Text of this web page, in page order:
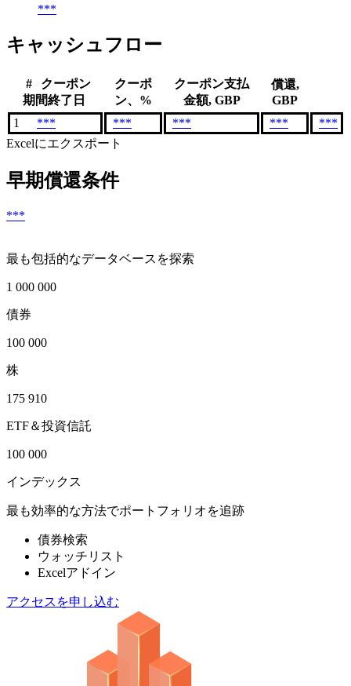
***
キャッシュフロー
#
クーポン
期間終了日
クーポ
ン、%
クーポン支払
金額, GBP
償還,
GBP
1
*** *** *** ***
***
Excelにエクスポート
早期償還条件
***
最も包括的なデータベースを探索
1 000 000
債券
100 000
株
175 910
ETF＆投資信託
100 000
インデックス
最も効率的な方法でポートフォリオを追跡
債券検索
ウォッチリスト
Excelアドイン
アクセスを申し込む